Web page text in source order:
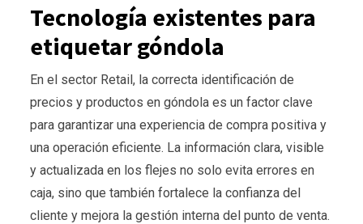
Tecnología existentes para
etiquetar góndola
En el sector Retail, la correcta identificación de
precios y productos en góndola es un factor clave
para garantizar una experiencia de compra positiva y
una operación eficiente. La información clara, visible
y actualizada en los flejes no solo evita errores en
caja, sino que también fortalece la confianza del
cliente y mejora la gestión interna del punto de venta.